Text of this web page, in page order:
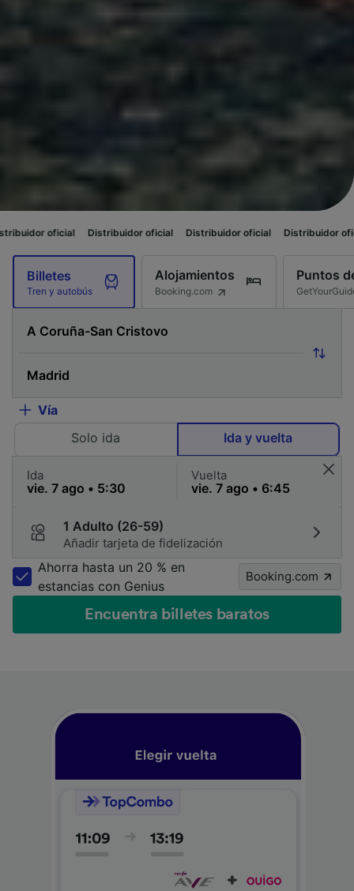
Distribuidor oficial Distribuidor oficial Distribuidor oficial
Billetes
Tren y autobús
Alojamientos
Booking.com
Puntos
Vía
Solo ida
Ida y vuelta
Ida Vuelta
1 Adulto (26-59)
Añadir tarjeta de fidelización
Ahorra hasta un 20 % en
estancias con Genius
Booking.com
Encuentra billetes baratos